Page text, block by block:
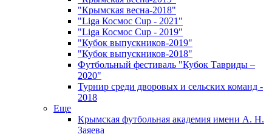
"Крымская весна-2018"
"Liga Космос Cup - 2021"
"Liga Космос Cup - 2019"
"Кубок выпускников-2019"
"Кубок выпускников-2018"
Футбольный фестиваль "Кубок Тавриды –
2020"
Турнир среди дворовых и сельских команд -
2018
Еще
Крымская футбольная академия имени А. Н.
Заяева